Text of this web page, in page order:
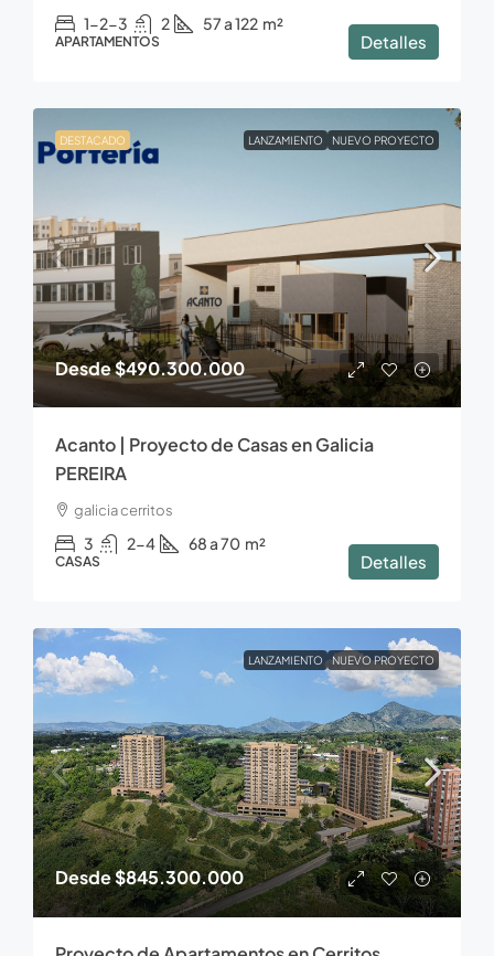
1-2-3 2 57 a 122 m²
APARTAMENTOS Detalles
DESTACADO LANZAMIENTO NUEVO PROYECTO
Desde$490.300.000
Acanto | Proyecto de Casas en Galicia
PEREIRA
galicia cerritos
3 2-4 68 a 70 m²
CASAS Detalles
LANZAMIENTO NUEVO PROYECTO
Desde$845.300.000